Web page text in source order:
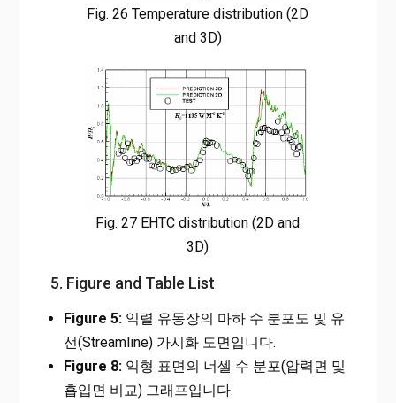
Fig. 26 Temperature distribution (2D
and 3D)
Fig. 27 EHTC distribution (2D and
3D)
5. Figure and Table List
Figure 5:익렬 유동장의 마하 수 분포도 및 유
선(Streamline) 가시화 도면입니다.
Figure 8:익형 표면의 너셀 수 분포(압력면 및
흡입면 비교) 그래프입니다.